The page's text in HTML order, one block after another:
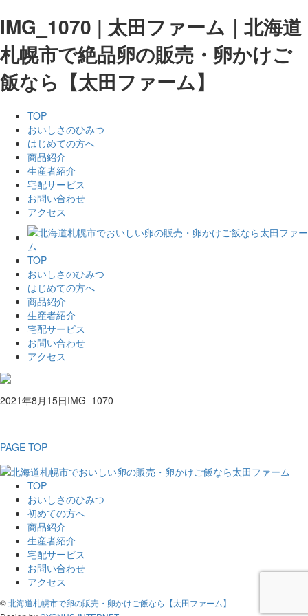
IMG_1070 | 太田ファーム｜北海道
札幌市で絶品卵の販売・卵かけご
飯なら【太田ファーム】
TOP
おいしさのひみつ
はじめての方へ
商品紹介
生産者紹介
宅配サービス
お問い合わせ
アクセス
TOP
おいしさのひみつ
はじめての方へ
商品紹介
生産者紹介
宅配サービス
お問い合わせ
アクセス
2021年8月15日IMG_1070
PAGE TOP
TOP
おいしさのひみつ
初めての方へ
商品紹介
生産者紹介
宅配サービス
お問い合わせ
アクセス
©北海道札幌市で卵の販売・卵かけご飯なら【太田ファーム】